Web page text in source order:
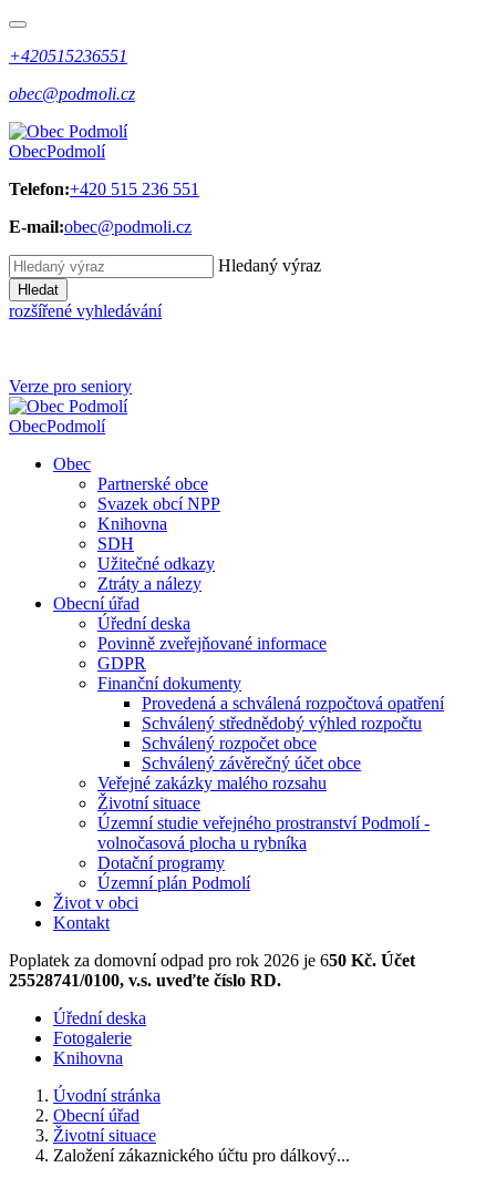
+420515236551
obec@podmoli.cz
ObecPodmolí
Telefon:+420 515 236 551
E-mail:obec@podmoli.cz
Hledaný výraz
Hledat
rozšířené vyhledávání
Verze pro seniory
ObecPodmolí
Obec
Partnerské obce
Svazek obcí NPP
Knihovna
SDH
Užitečné odkazy
Ztráty a nálezy
Obecní úřad
Úřední deska
Povinně zveřejňované informace
GDPR
Finanční dokumenty
Provedená a schválená rozpočtová opatření
Schválený střednědobý výhled rozpočtu
Schválený rozpočet obce
Schválený závěrečný účet obce
Veřejné zakázky malého rozsahu
Životní situace
Územní studie veřejného prostranství Podmolí -
volnočasová plocha u rybníka
Dotační programy
Územní plán Podmolí
Život v obci
Kontakt
Poplatek za domovní odpad pro rok 2026 je 650 Kč. Účet
25528741/0100, v.s. uveďte číslo RD.
Úřední deska
Fotogalerie
Knihovna
Úvodní stránka
Obecní úřad
Životní situace
Založení zákaznického účtu pro dálkový...